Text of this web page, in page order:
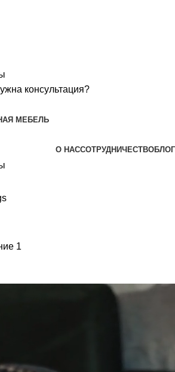
консультация?
МЕБЕЛЬ
О НАССОТРУДНИЧЕСТВОБЛОГ